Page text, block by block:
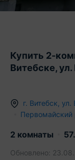
Купить 2-
Витебске, ул.
г. Витебск ул.
Первомайский
2 комнаты
Обновлено: